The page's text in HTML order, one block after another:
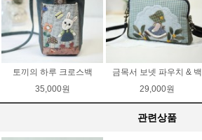
토끼의 하루 크로스백
35,000원
금목서 보넷 파우치 & 백
29,000원
관련상품